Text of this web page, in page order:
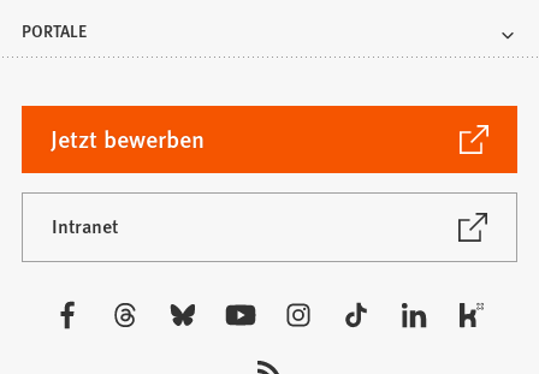
PORTALE
Jetzt bewerben
(Öffnet
in
einem
neuen
Tab)
Intranet
(Öffnet
neuen
Besuchen